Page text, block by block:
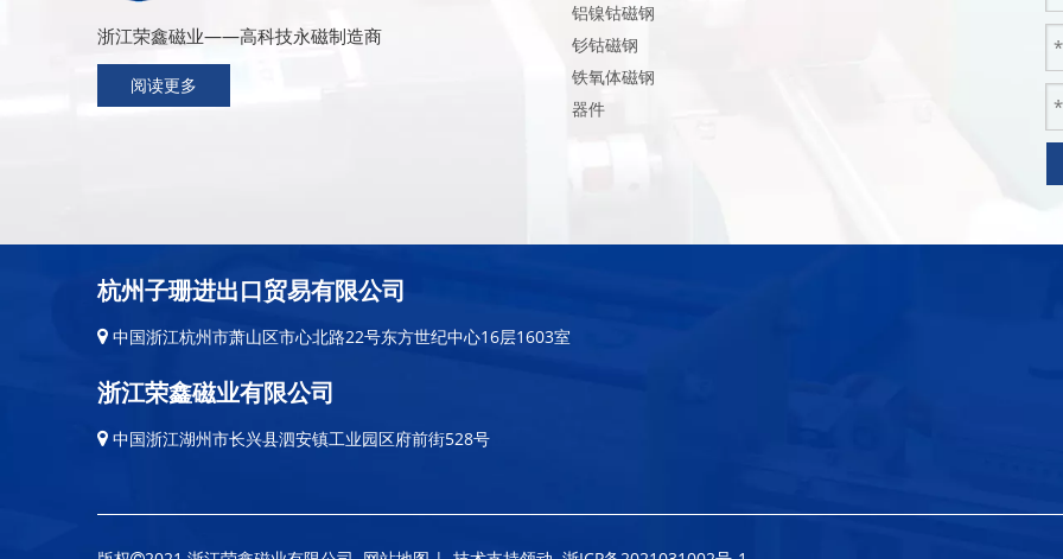
浙江荣鑫磁业——高科技永磁制造商
阅读更多
铝镍钴磁钢
钐钴磁钢
铁氧体磁钢
器件
杭州子珊进出口贸易有限公司
 中国浙江杭州市萧山区市心北路22号东方世纪中心16层1603室
浙江荣鑫磁业有限公司
 中国浙江湖州市长兴县泗安镇工业园区府前街528号